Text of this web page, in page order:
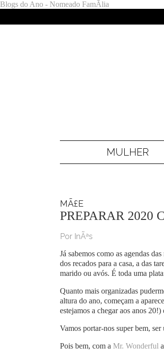
Blogs do Ano - Nomeado FamÃ­lia
MULHER
MÃ£E
PREPARAR 2020
Por InÃªs
Já sabemos como as agendas
dos recados para a casa, a das
marido ou avós. É toda uma
Quanto mais organizadas
altura do ano, começam a
estejamos a chegar aos anos
Vamos portar-nos super bem,
Pois bem, com a Mr. Wonderful